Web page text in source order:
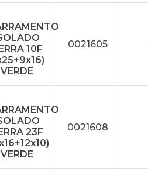
0021605
0021608